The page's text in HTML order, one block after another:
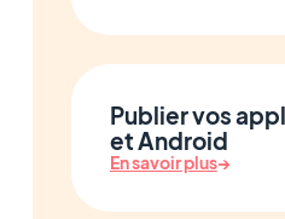
Publier vos
et Android
En savoir plus→